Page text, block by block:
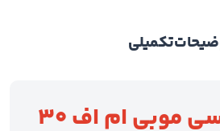
تکمیلی
موبی ام اف ۳۰